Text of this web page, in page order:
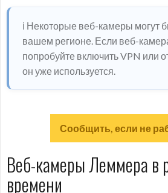
ℹ️ Некоторые веб-камеры могут
вашем регионе. Если веб-
попробуйте включить VPN или
он уже используется.
Сообщить, если не
Веб-камеры Леммера в
времени